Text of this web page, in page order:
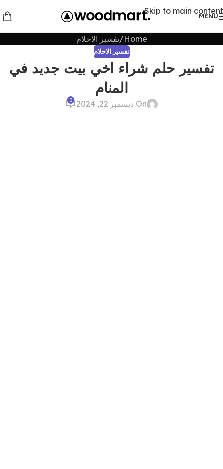
Skip to main content
MENU
Home تفسير الاحلام
تفسير الاحلام
تفسير حلم شراء اخي بيت جديد في
المنام
On ديسمبر 22, 2024 0